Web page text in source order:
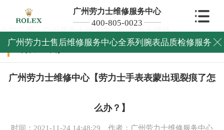
广州劳力士维修服务中心
400-805-0023
广州劳力士售后维修服务中心全系列腕表品质检修服务 
当前位置：广州劳力士维修中心>劳力士维修>
劳力士维修
广州劳力士维修中心【劳力士手表表蒙出现裂痕了怎
么办？】
时间：2021-11-24 14:48:29 作者：广州劳力士维修服务中心